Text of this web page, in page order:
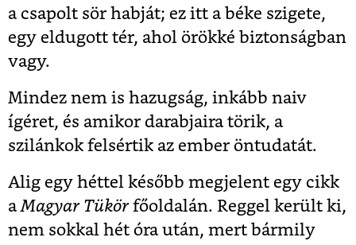
a csapolt sör habját; ez itt a béke szigete,
egy eldugott tér, ahol örökké biztonságban
vagy.
Mindez nem is hazugság, inkább naiv
ígéret, és amikor darabjaira törik, a
szilánkok felsértik az ember öntudatát.
Alig egy héttel később megjelent egy cikk
aMagyar Tükörfőoldalán. Reggel került ki,
nem sokkal hét óra után, mert bármily